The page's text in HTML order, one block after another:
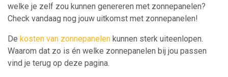
welke je zelf zou kunnen genereren met zonnepanelen?
Check vandaag nog jouw uitkomst met zonnepanelen!
De kosten van zonnepanelen kunnen sterk uiteenlopen.
Waarom dat zo is én welke zonnepanelen bij jou passen
vind je terug op deze pagina.